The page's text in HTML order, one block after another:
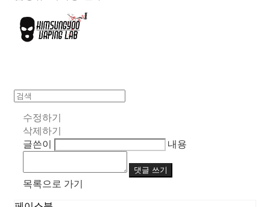
수정하기
삭제하기
글쓴이
내용
댓글 쓰기
목록으로 가기